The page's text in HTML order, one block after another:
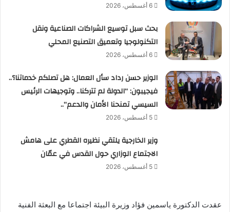
6 أغسطس، 2026
بحث سبل توسيع الشراكات الصناعية ونقل
التكنولوجيا وتعميق التصنيع المحلي
6 أغسطس، 2026
الوزير حسن رداد سأل العمال: هل تصلكم خدماتنا؟..
فيجيبون: “الدولة لم تتركنا.. وتوجيهات الرئيس
السيسي تمنحنا الأمان والدعم”..
5 أغسطس، 2026
وزير الخارجية يلتقي نظيره القطري على هامش
الاجتماع الوزاري حول القدس في عمّان
5 أغسطس، 2026
عقدت الدكتورة ياسمين فؤاد وزيرة البيئة اجتماعا مع البعثة الفنية